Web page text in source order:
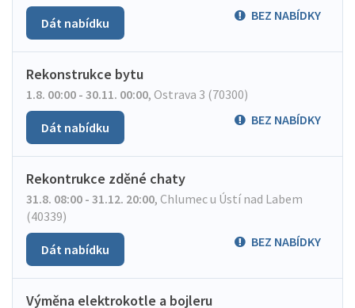
BEZ NABÍDKY
Dát nabídku
Rekonstrukce bytu
1.8. 00:00 - 30.11. 00:00, Ostrava 3 (70300)
BEZ NABÍDKY
Dát nabídku
Rekontrukce zděné chaty
31.8. 08:00 - 31.12. 20:00, Chlumec u Ústí nad Labem
(40339)
BEZ NABÍDKY
Dát nabídku
Výměna elektrokotle a bojleru